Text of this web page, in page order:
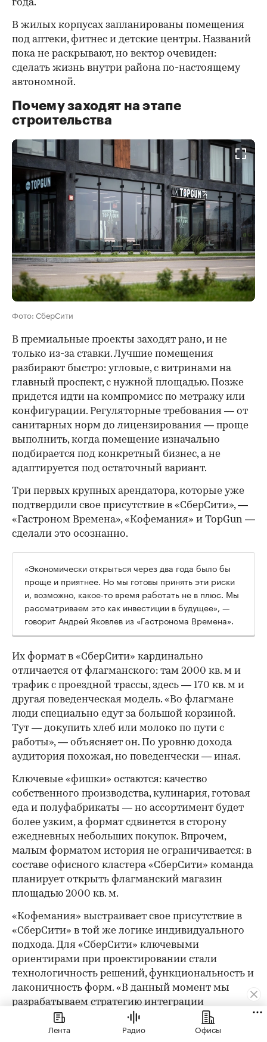
года.
В жилых корпусах запланированы помещения
под аптеки, фитнес и детские центры. Названий
пока не раскрывают, но вектор очевиден:
сделать жизнь внутри района по-настоящему
автономной.
Почему заходят на этапе
строительства
Фото: СберСити
В премиальные проекты заходят рано, и не
только из-за ставки. Лучшие помещения
разбирают быстро: угловые, с витринами на
главный проспект, с нужной площадью. Позже
придется идти на компромисс по метражу или
конфигурации. Регуляторные требования — от
санитарных норм до лицензирования — проще
выполнить, когда помещение изначально
подбирается под конкретный бизнес, а не
адаптируется под остаточный вариант.
Три первых крупных арендатора, которые уже
подтвердили свое присутствие в «СберСити», —
«Гастроном Времена», «Кофемания» и TopGun —
сделали это осознанно.
«Экономически открыться через два года было бы
проще и приятнее. Но мы готовы принять эти риски
и, возможно, какое-то время работать не в плюс. Мы
рассматриваем это как инвестиции в будущее», —
говорит Андрей Яковлев из «Гастронома Времена».
Их формат в «СберСити» кардинально
отличается от флагманского: там 2000 кв. м и
трафик с проездной трассы, здесь — 170 кв. м и
другая поведенческая модель. «Во флагмане
люди специально едут за большой корзиной.
Тут — докупить хлеб или молоко по пути с
работы», — объясняет он. По уровню дохода
аудитория похожая, но поведенчески — иная.
Ключевые «фишки» остаются: качество
собственного производства, кулинария, готовая
еда и полуфабрикаты — но ассортимент будет
более узким, а формат сдвинется в сторону
ежедневных небольших покупок. Впрочем,
малым форматом история не ограничивается: в
составе офисного кластера «СберСити» команда
планирует открыть флагманский магазин
площадью 2000 кв. м.
«Кофемания» выстраивает свое присутствие в
«СберСити» в той же логике индивидуального
подхода. Для «СберСити» ключевыми
ориентирами при проектировании стали
технологичность решений, функциональность и
лаконичность форм. «В данный момент мы
разрабатываем стратегию интеграции
искусственного интеллекта GigaChat, так как
убеждены, что будущее ресторанов — за
Лента Радио Офисы